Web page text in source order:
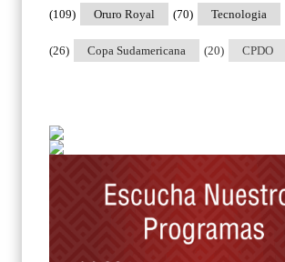
Oruro Royal
(109) Tecnologia
(70)
Copa Sudamericana
(26) CPDO
(20)